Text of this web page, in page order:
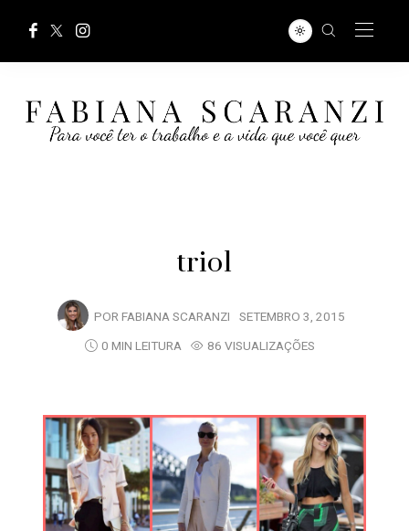
trio1
POR FABIANA SCARANZI SETEMBRO 3, 2015
0 MIN LEITURA
86 VISUALIZAÇÕES